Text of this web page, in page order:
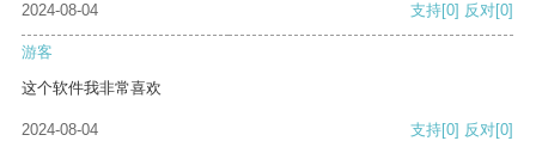
2024-08-04 支持[0] 反对[0]
游客
这个软件我非常喜欢
2024-08-04 支持[0] 反对[0]